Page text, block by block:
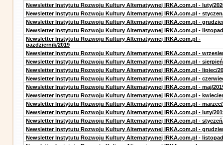
Newsletter Instytutu Rozwoju Kultury Alternatywnej IRKA.com.pl - luty/
Newsletter Instytutu Rozwoju Kultury Alternatywnej IRKA.com.pl -
Newsletter Instytutu Rozwoju Kultury Alternatywnej IRKA.com.pl -
Newsletter Instytutu Rozwoju Kultury Alternatywnej IRKA.com.pl -
Newsletter Instytutu Rozwoju Kultury Alternatywnej IRKA.com.pl -
pazdziernik/2019
Newsletter Instytutu Rozwoju Kultury Alternatywnej IRKA.com.pl -
Newsletter Instytutu Rozwoju Kultury Alternatywnej IRKA.com.pl -
Newsletter Instytutu Rozwoju Kultury Alternatywnej IRKA.com.pl - lipiec/
Newsletter Instytutu Rozwoju Kultury Alternatywnej IRKA.com.pl -
Newsletter Instytutu Rozwoju Kultury Alternatywnej IRKA.com.pl - maj/
Newsletter Instytutu Rozwoju Kultury Alternatywnej IRKA.com.pl -
Newsletter Instytutu Rozwoju Kultury Alternatywnej IRKA.com.pl - marzec/
Newsletter Instytutu Rozwoju Kultury Alternatywnej IRKA.com.pl - luty/
Newsletter Instytutu Rozwoju Kultury Alternatywnej IRKA.com.pl -
Newsletter Instytutu Rozwoju Kultury Alternatywnej IRKA.com.pl -
Newsletter Instytutu Rozwoju Kultury Alternatywnej IRKA.com.pl -